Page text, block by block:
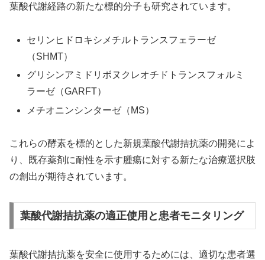
葉酸代謝経路の新たな標的分子も研究されています。
セリンヒドロキシメチルトランスフェラーゼ
（SHMT）
グリシンアミドリボヌクレオチドトランスフォルミ
ラーゼ（GARFT）
メチオニンシンターゼ（MS）
これらの酵素を標的とした新規葉酸代謝拮抗薬の開発によ
り、既存薬剤に耐性を示す腫瘍に対する新たな治療選択肢
の創出が期待されています。
葉酸代謝拮抗薬の適正使用と患者モニタリング
葉酸代謝拮抗薬を安全に使用するためには、適切な患者選